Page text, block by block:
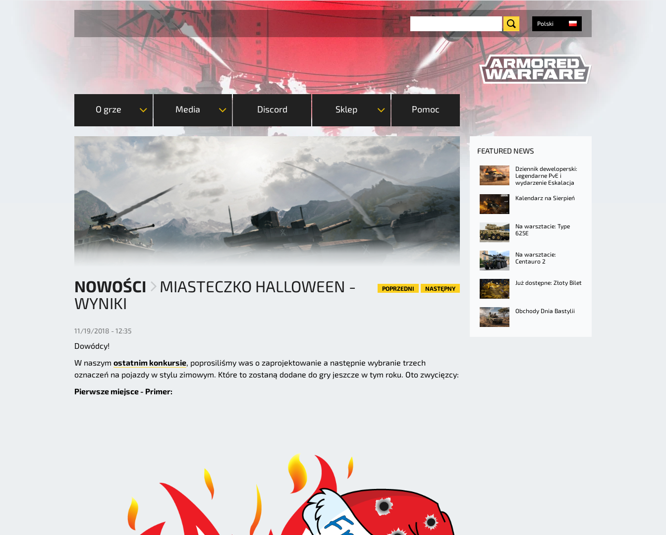
Polski
O grze Media Discord Sklep Pomoc
NOWOŚCI
MIASTECZKO HALLOWEEN -
WYNIKI
POPRZEDNI NASTĘPNY
11/19/2018 - 12:35
Dowódcy!
W naszym ostatnim konkursie, poprosiliśmy was o zaprojektowanie a następnie wybranie trzech
oznaczeń na pojazdy w stylu zimowym. Które to zostaną dodane do gry jeszcze w tym roku. Oto zwycięzcy:
Pierwsze miejsce - Primer:
FEATURED NEWS
Dziennik deweloperski:
Legendarne PvE i
wydarzenie Eskalacja
Kalendarz na Sierpień
Na warsztacie: Type
625E
Na warsztacie:
Centauro 2
Już dostępne: Złoty Bilet
Obchody Dnia Bastylii